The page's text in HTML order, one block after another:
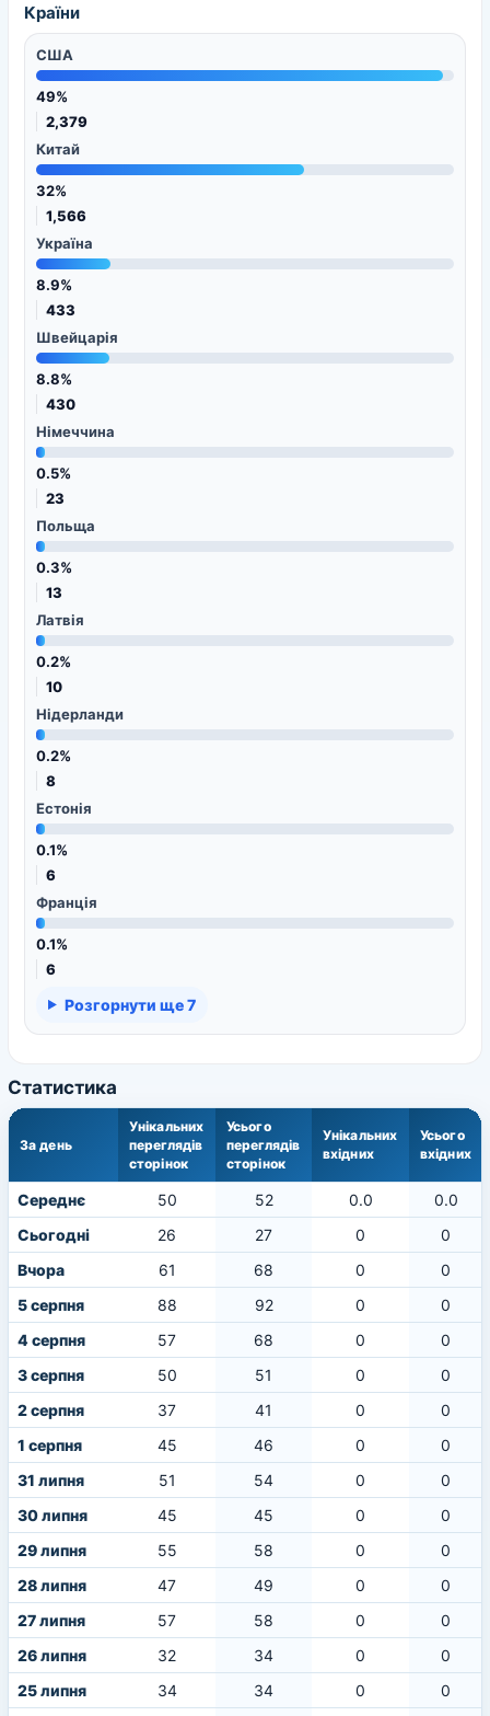
Країни
США
49%
2,379
Китай
32%
1,566
Україна
8.9%
433
Швейцарія
8.8%
430
Німеччина
0.5%
23
Польща
0.3%
13
Латвія
0.2%
10
Нідерланди
0.2%
8
Естонія
0.1%
6
Франція
0.1%
6
Розгорнути ще 7
Статистика
За день
Унікальних
переглядів
сторінок
Усього
переглядів
сторінок
Унікальних
вхідних
Усього
вхідних
Середнє 50 52 0.0
0.0
Сьогодні
26 27 0
0
Вчора
61 68 0
0
5 серпня
88 92 0
0
4 серпня
57 68 0
0
3 серпня
50 51 0
0
2 серпня
37 41 0
0
1 серпня
45 46 0
0
31 липня
51 54 0
0
30 липня
45 45 0
0
29 липня
55 58 0
0
28 липня
47 49 0
0
27 липня
57 58 0
0
26 липня
32 34 0
0
25 липня
34 34 0
0